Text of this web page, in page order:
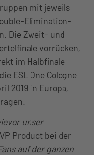
mit jeweils
Elimination-
Die Zweit- und
vorrücken,
im Halbfinale
ESL One Cologne
2019 in Europa,
unser
Product bei der
auf der ganzen